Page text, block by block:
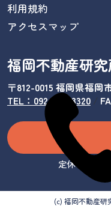
利用規約
アクセスマップ
福岡不動産研
〒812-0015 福岡県福岡
TEL：092-433-3320/
定休日：水
(c) 福岡不動産研